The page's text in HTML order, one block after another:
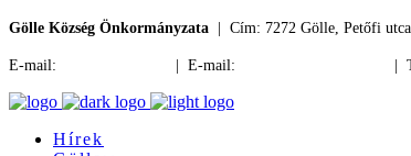
Gölle Község Önkormányzata | Cím: 7272 Gölle, Petőfi
E-mail: | E-mail: |
Hírek